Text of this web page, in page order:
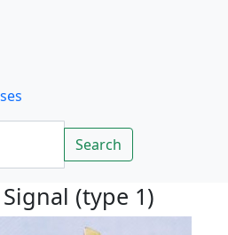
Rechercher
Search
(type 1)